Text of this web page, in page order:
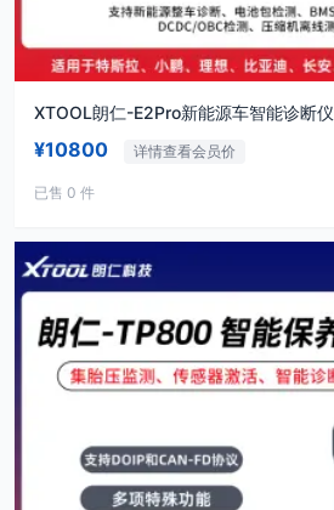
XTOOL朗仁-E2Pro新能源车智能诊断仪
¥10800 详情查看会员价
已售 0 件